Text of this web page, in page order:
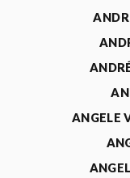
ANGELE